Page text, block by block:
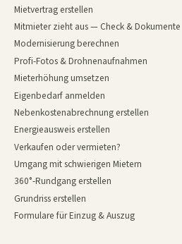
Mietvertrag erstellen
Mitmieter zieht aus — Check & Dokumente
Modernisierung berechnen
Profi-Fotos & Drohnenaufnahmen
Mieterhöhung umsetzen
Eigenbedarf anmelden
Nebenkostenabrechnung erstellen
Energieausweis erstellen
Verkaufen oder vermieten?
Umgang mit schwierigen Mietern
360°-Rundgang erstellen
Grundriss erstellen
Formulare für Einzug & Auszug